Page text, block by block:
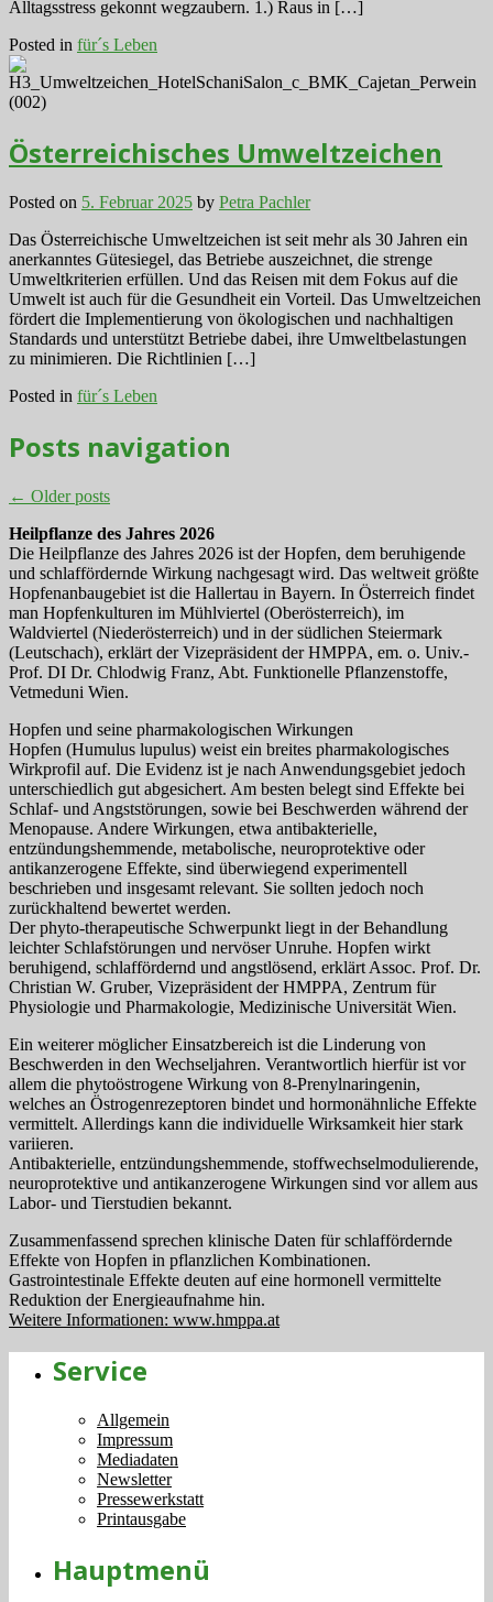
Alltagsstress gekonnt wegzaubern. 1.) Raus in […]
Posted in für´s Leben
Österreichisches Umweltzeichen
Posted on 5. Februar 2025 by Petra Pachler
Das Österreichische Umweltzeichen ist seit mehr als 30 Jahren ein
anerkanntes Gütesiegel, das Betriebe auszeichnet, die strenge
Umweltkriterien erfüllen. Und das Reisen mit dem Fokus auf die
Umwelt ist auch für die Gesundheit ein Vorteil. Das Umweltzeichen
fördert die Implementierung von ökologischen und nachhaltigen
Standards und unterstützt Betriebe dabei, ihre Umweltbelastungen
zu minimieren. Die Richtlinien […]
Posted in für´s Leben
Posts navigation
← Older posts
Heilpflanze des Jahres 2026
Die Heilpflanze des Jahres 2026 ist der Hopfen, dem beruhigende
und schlaffördernde Wirkung nachgesagt wird. Das weltweit größte
Hopfenanbaugebiet ist die Hallertau in Bayern. In Österreich findet
man Hopfenkulturen im Mühlviertel (Oberösterreich), im
Waldviertel (Niederösterreich) und in der südlichen Steiermark
(Leutschach), erklärt der Vizepräsident der HMPPA, em. o. Univ.-
Prof. DI Dr. Chlodwig Franz, Abt. Funktionelle Pflanzenstoffe,
Vetmeduni Wien.
Hopfen und seine pharmakologischen Wirkungen
Hopfen (Humulus lupulus) weist ein breites pharmakologisches
Wirkprofil auf. Die Evidenz ist je nach Anwendungsgebiet jedoch
unterschiedlich gut abgesichert. Am besten belegt sind Effekte bei
Schlaf- und Angststörungen, sowie bei Beschwerden während der
Menopause. Andere Wirkungen, etwa antibakterielle,
entzündungshemmende, metabolische, neuroprotektive oder
antikanzerogene Effekte, sind überwiegend experimentell
beschrieben und insgesamt relevant. Sie sollten jedoch noch
zurückhaltend bewertet werden.
Der phyto-therapeutische Schwerpunkt liegt in der Behandlung
leichter Schlafstörungen und nervöser Unruhe. Hopfen wirkt
beruhigend, schlaffördernd und angstlösend, erklärt Assoc. Prof. Dr.
Christian W. Gruber, Vizepräsident der HMPPA, Zentrum für
Physiologie und Pharmakologie, Medizinische Universität Wien.
Ein weiterer möglicher Einsatzbereich ist die Linderung von
Beschwerden in den Wechseljahren. Verantwortlich hierfür ist vor
allem die phytoöstrogene Wirkung von 8-Prenylnaringenin,
welches an Östrogenrezeptoren bindet und hormonähnliche Effekte
vermittelt. Allerdings kann die individuelle Wirksamkeit hier stark
variieren.
Antibakterielle, entzündungshemmende, stoffwechselmodulierende,
neuroprotektive und antikanzerogene Wirkungen sind vor allem aus
Labor- und Tierstudien bekannt.
Zusammenfassend sprechen klinische Daten für schlaffördernde
Effekte von Hopfen in pflanzlichen Kombinationen.
Gastrointestinale Effekte deuten auf eine hormonell vermittelte
Reduktion der Energieaufnahme hin.
Weitere Informationen: www.hmppa.at
Service
Allgemein
Impressum
Mediadaten
Newsletter
Pressewerkstatt
Printausgabe
Hauptmenü